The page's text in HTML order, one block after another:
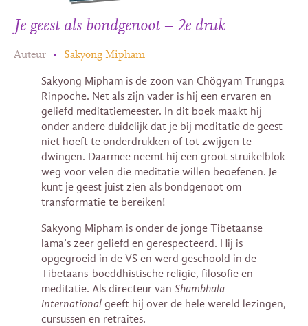
Je geest als bondgenoot – 2e druk
Auteur • Sakyong Mipham
Sakyong Mipham is de zoon van Chögyam Trungpa
Rinpoche. Net als zijn vader is hij een ervaren en
geliefd meditatiemeester. In dit boek maakt hij
onder andere duidelijk dat je bij meditatie de geest
niet hoeft te onderdrukken of tot zwijgen te
dwingen. Daarmee neemt hij een groot struikelblok
weg voor velen die meditatie willen beoefenen. Je
kunt je geest juist zien als bondgenoot om
transformatie te bereiken!
Sakyong Mipham is onder de jonge Tibetaanse
lama’s zeer geliefd en gerespecteerd. Hij is
opgegroeid in de VS en werd geschoold in de
Tibetaans-boeddhistische religie, filosofie en
meditatie. Als directeur van Shambhala
International geeft hij over de hele wereld lezingen,
cursussen en retraites.